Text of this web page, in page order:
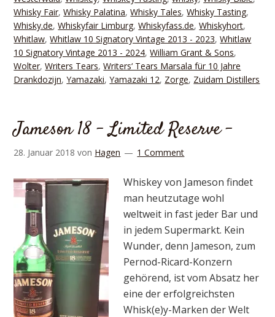
Whisky Fair,Whisky Palatina,Whisky Tales,Whisky Tasting,
Whisky.de,Whiskyfair Limburg,Whiskyfass.de,Whiskyhort,
Whitlaw,Whitlaw 10 Signatory Vintage 2013 - 2023,Whitlaw
10 Signatory Vintage 2013 - 2024,William Grant & Sons,
Wolter,Writers Tears,Writers‘ Tears Marsala für 10 Jahre
Drankdozijn,Yamazaki,Yamazaki 12, Zorge, Zuidam Distillers
Jameson 18 – Limited Reserve –
28. Januar 2018 von Hagen 1 Comment
Whiskey von Jameson findet
man heutzutage wohl
weltweit in fast jeder Bar und
in jedem Supermarkt. Kein
Wunder, denn Jameson, zum
Pernod-Ricard-Konzern
gehörend, ist vom Absatz her
eine der erfolgreichsten
Whisk(e)y-Marken der Welt